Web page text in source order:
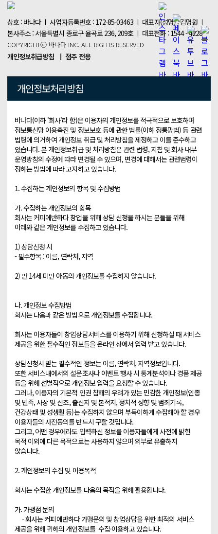
상호 : 바나다 ㅣ 사업자등록번호 : 172-85-03463 ㅣ 대표자(성명) : 김명원 ㅣ
본사주소 : 서울특별시 종로구 율곡로 236, 209호 ㅣ 대표전화 : 1544 - 4228
COPYRIGHTⓒ 바나다 INC. ALL RIGHTS RESERVED
개인정보취급방침 ㅣ 점주 전용
개인정보처리방침
바나다(이하 '회사'라 함)은 이용자의 개인정보를 적극적으로 보호하며
정보통신망 이용촉진 및 정보보호 등에 관한 법률(이하 정통망법) 등 관련
법령에 의거하여 개인정보 취급 및 처리방침을 제정하고 이를 준수하고
있습니다. 본 개인정보취급 및 처리방침은 관련 법령, 지침 및 회사 내부
운영방침의 수정에 따라 변경될 수 있으며, 변경에 대해서는 관련법령이
정하는 방법에 따라 고지하고 있습니다.
1. 수집하는 개인정보의 항목 및 수집방법
가. 수집하는 개인정보의 항목
회사는 커피에반하다 창업을 위해 상담 신청을 하시는 분들을 위해
아래와 같은 개인정보를 수집하고 있습니다.
1) 상담신청 시
- 필수항목 : 이름, 연락처, 지역
2) 만 14세 미만 아동의 개인정보를 수집하지 않습니다.
나. 개인정보 수집방법
회사는 다음과 같은 방법으로 개인정보를 수집합니다.
회사는 이용자들이 창업상담서비스를 이용하기 위해 신청하실 때 서비스
제공을 위한 필수적인 정보들을 온라인 상에서 입력 받고 있습니다.
상담신청시 받는 필수적인 정보는 이름, 연락처, 지역정보입니다.
또한 서비스내에서의 설문조사나 이벤트 행사 시 통계분석이나 경품 제공
등을 위해 선별적으로 개인정보 입력을 요청할 수 있습니다.
그러나, 이용자의 기본적 인권 침해의 우려가 있는 민감한 개인정보(인종
및 민족, 사상 및 신조, 출신지 및 본적지, 정치적 성향 및 범죄기록,
건강상태 및 성생활 등)는 수집하지 않으며 부득이하게 수집해야 할 경우
이용자들의 사전동의를 반드시 구할 것입니다.
그리고, 어떤 경우에라도 입력하신 정보를 이용자들에게 사전에 밝힌
목적 이외에 다른 목적으로는 사용하지 않으며 외부로 유출하지
않습니다.
2. 개인정보의 수집 및 이용목적
회사는 수집한 개인정보를 다음의 목적을 위해 활용합니다.
가. 가맹점 문의
     - 회사는 커피에반하다 가맹문의 및 창업상담을 위한 최적의 서비스
제공을 위해 귀하의 개인정보를  수집·이용하고 있습니다.